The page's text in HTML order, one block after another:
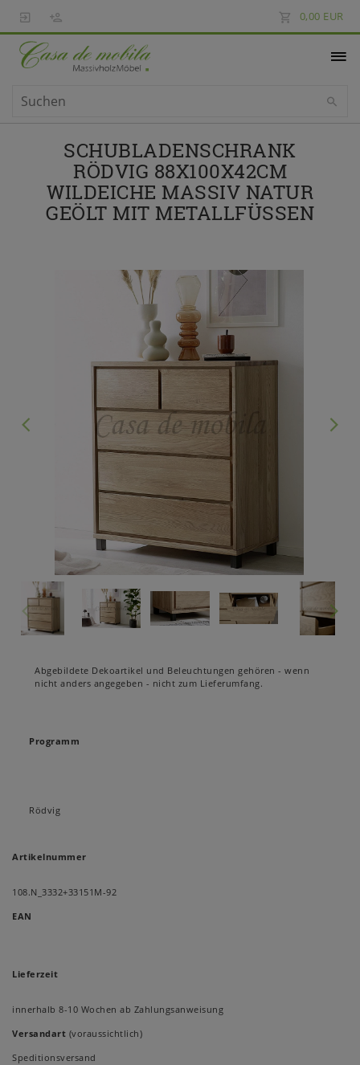
0,00 EUR
SCHUBLADENSCHRANK
RÖDVIG 88X100X42CM
WILDEICHE MASSIV NATUR
GEÖLT MIT METALLFÜSSEN
Abgebildete Dekoartikel und Beleuchtungen gehören - wenn
nicht anders angegeben - nicht zum Lieferumfang.
Programm
Rödvig
Artikelnummer
108.N_3332+33151M-92
EAN
Lieferzeit
innerhalb 8-10 Wochen ab Zahlungsanweisung
Versandart (voraussichtlich)
Speditionsversand